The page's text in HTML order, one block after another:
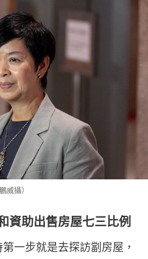
威攝）
資助出售房屋七三比例
一步就是去探訪劏房屋，